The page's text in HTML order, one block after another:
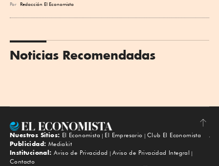
Por Redacción El Economista
Noticias Recomendadas
Subir
Nuestros Sitios: El Economista El Empresario
Club El Economista
Publicidad: Mediakit
Institucional: Aviso de Privacidad
Aviso de Privacidad Integral
Contacto